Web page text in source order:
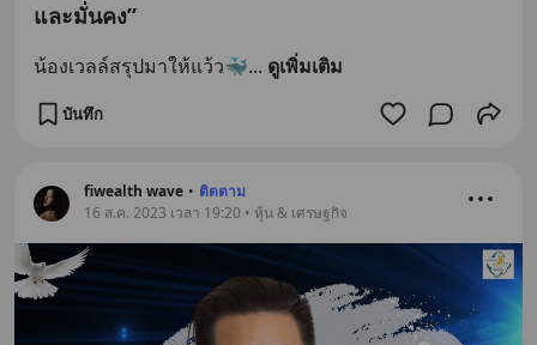
และมั่นคง”
น้องเวลล์สรุปมาให้แว้ว🐳... ดูเพิ่มเติม
บันทึก
fiwealth wave • ติดตาม
16 ส.ค. 2023 เวลา 19:20 • หุ้น & เศรษฐกิจ